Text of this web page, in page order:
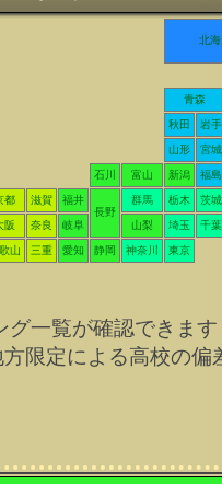
北海
青森
秋田 岩手
山形 宮城
石川 富山 新潟 福島
都 滋賀
福井
長野
群馬 栃木 茨城
阪 奈良 岐阜 山梨 埼玉 千葉
山 三重 愛知 静岡 神奈川 東京
一覧が確認できま
限定による高校の